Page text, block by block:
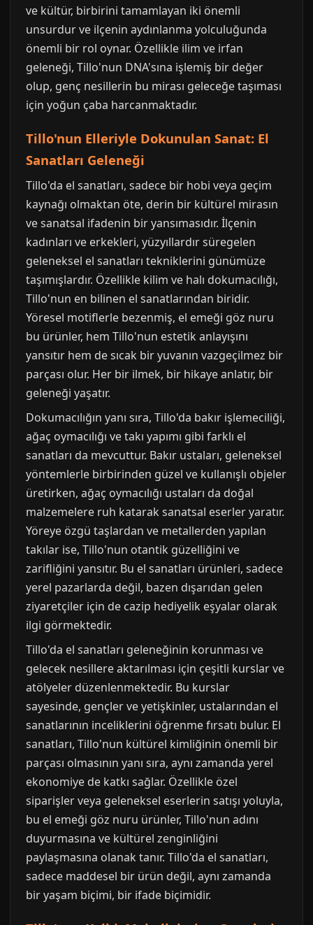
ve kültür, birbirini tamamlayan iki önemli
unsurdur ve ilçenin aydınlanma yolculuğunda
önemli bir rol oynar. Özellikle ilim ve irfan
geleneği, Tillo'nun DNA'sına işlemiş bir değer
olup, genç nesillerin bu mirası geleceğe taşıması
için yoğun çaba harcanmaktadır.
Tillo'nun Elleriyle Dokunulan Sanat: El
Sanatları Geleneği
Tillo'da el sanatları, sadece bir hobi veya geçim
kaynağı olmaktan öte, derin bir kültürel mirasın
ve sanatsal ifadenin bir yansımasıdır. İlçenin
kadınları ve erkekleri, yüzyıllardır süregelen
geleneksel el sanatları tekniklerini günümüze
taşımışlardır. Özellikle kilim ve halı dokumacılığı,
Tillo'nun en bilinen el sanatlarından biridir.
Yöresel motiflerle bezenmiş, el emeği göz nuru
bu ürünler, hem Tillo'nun estetik anlayışını
yansıtır hem de sıcak bir yuvanın vazgeçilmez bir
parçası olur. Her bir ilmek, bir hikaye anlatır, bir
geleneği yaşatır.
Dokumacılığın yanı sıra, Tillo'da bakır işlemeciliği,
ağaç oymacılığı ve takı yapımı gibi farklı el
sanatları da mevcuttur. Bakır ustaları, geleneksel
yöntemlerle birbirinden güzel ve kullanışlı objeler
üretirken, ağaç oymacılığı ustaları da doğal
malzemelere ruh katarak sanatsal eserler yaratır.
Yöreye özgü taşlardan ve metallerden yapılan
takılar ise, Tillo'nun otantik güzelliğini ve
zarifliğini yansıtır. Bu el sanatları ürünleri, sadece
yerel pazarlarda değil, bazen dışarıdan gelen
ziyaretçiler için de cazip hediyelik eşyalar olarak
ilgi görmektedir.
Tillo'da el sanatları geleneğinin korunması ve
gelecek nesillere aktarılması için çeşitli kurslar ve
atölyeler düzenlenmektedir. Bu kurslar
sayesinde, gençler ve yetişkinler, ustalarından el
sanatlarının inceliklerini öğrenme fırsatı bulur. El
sanatları, Tillo'nun kültürel kimliğinin önemli bir
parçası olmasının yanı sıra, aynı zamanda yerel
ekonomiye de katkı sağlar. Özellikle özel
siparişler veya geleneksel eserlerin satışı yoluyla,
bu el emeği göz nuru ürünler, Tillo'nun adını
duyurmasına ve kültürel zenginliğini
paylaşmasına olanak tanır. Tillo'da el sanatları,
sadece maddesel bir ürün değil, aynı zamanda
bir yaşam biçimi, bir ifade biçimidir.